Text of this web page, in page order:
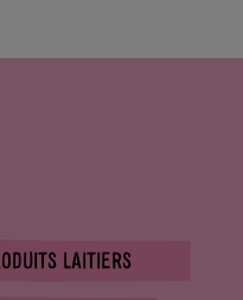
LAITIERS